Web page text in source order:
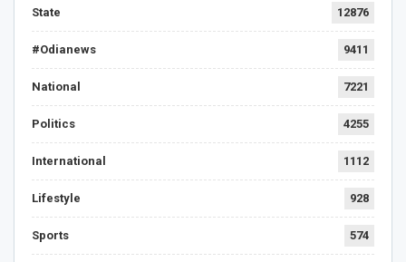
State 12876
#Odianews 9411
National 7221
Politics 4255
International 1112
Lifestyle 928
Sports 574